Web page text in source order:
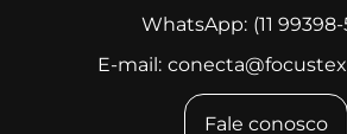
WhatsApp: (11
E-mail:
Fale conosco